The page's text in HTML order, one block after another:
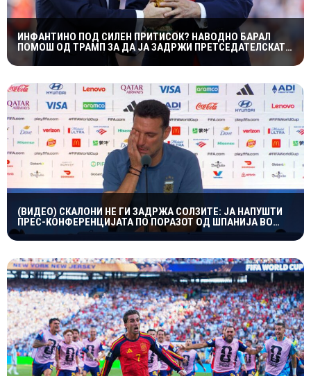
ИНФАНТИНО ПОД СИЛЕН ПРИТИСОК? НАВОДНО БАРАЛ
ПОМОШ ОД ТРАМП ЗА ДА ЈА ЗАДРЖИ ПРЕТСЕДАТЕЛСКАТА
ФУНКЦИЈА ВО ФИФА
(ВИДЕО) СКАЛОНИ НЕ ГИ ЗАДРЖА СОЛЗИТЕ: ЈА НАПУШТИ
ПРЕС-КОНФЕРЕНЦИЈАТА ПО ПОРАЗОТ ОД ШПАНИЈА ВО
ФИНАЛЕТО